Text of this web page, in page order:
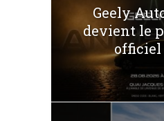
Geely
devient le
officiel